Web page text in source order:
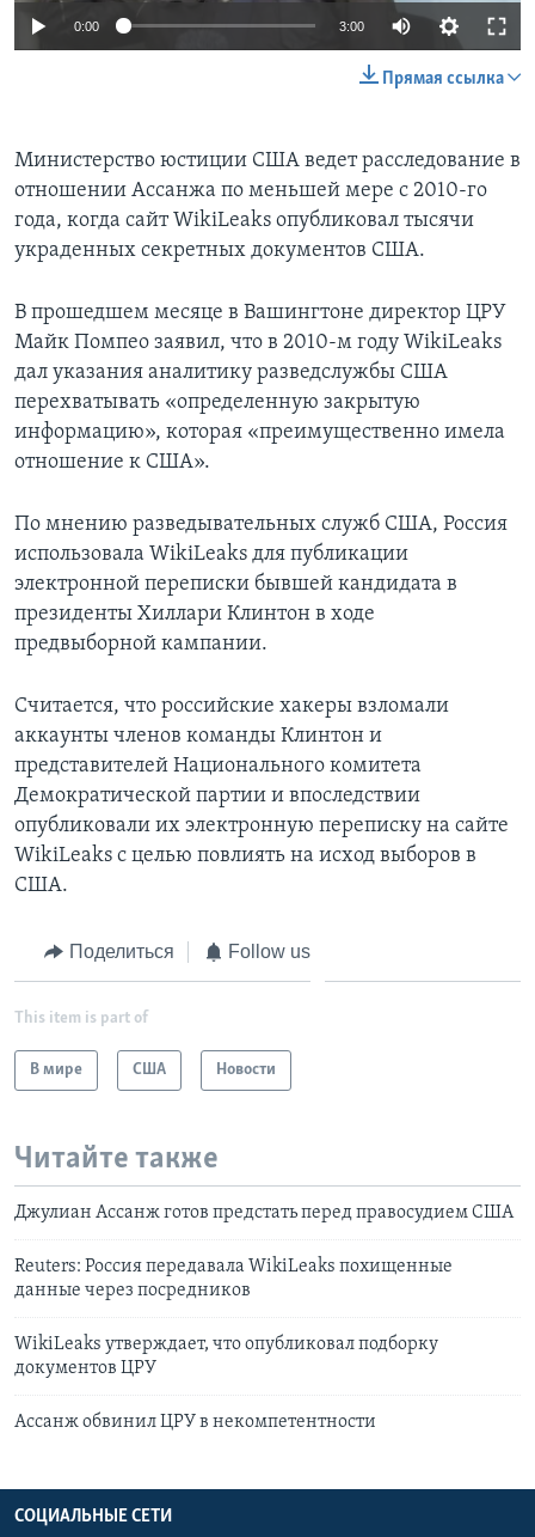
0:00 3:00
Прямая ссылка
Министерство юстиции США ведет расследование в
отношении Ассанжа по меньшей мере с 2010-го
года, когда сайт WikiLeaks опубликовал тысячи
украденных секретных документов США.
В прошедшем месяце в Вашингтоне директор ЦРУ
Майк Помпео заявил, что в 2010-м году WikiLeaks
дал указания аналитику разведслужбы США
перехватывать «определенную закрытую
информацию», которая «преимущественно имела
отношение к США».
По мнению разведывательных служб США, Россия
использовала WikiLeaks для публикации
электронной переписки бывшей кандидата в
президенты Хиллари Клинтон в ходе
предвыборной кампании.
Считается, что российские хакеры взломали
аккаунты членов команды Клинтон и
представителей Национального комитета
Демократической партии и впоследствии
опубликовали их электронную переписку на сайте
WikiLeaks с целью повлиять на исход выборов в
США.
Поделиться Follow us
This item is part of
В мире США Новости
Читайте также
Джулиан Ассанж готов предстать перед правосудием США
Reuters: Россия передавала WikiLeaks похищенные
данные через посредников
WikiLeaks утверждает, что опубликовал подборку
документов ЦРУ
Ассанж обвинил ЦРУ в некомпетентности
СОЦИАЛЬНЫЕ СЕТИ